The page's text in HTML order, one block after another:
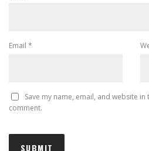
Email *
Save my name, email, and website
comment.